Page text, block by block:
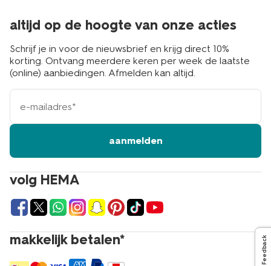
volg HEMA
makkelijk betalen*
altijd op de hoogte van onze acties
Schrijf je in voor de nieuwsbrief en krijg direct 10%
korting. Ontvang meerdere keren per week de laatste
(online) aanbiedingen. Afmelden kan altijd.
e-
mailadres
aanmelden
Feedback